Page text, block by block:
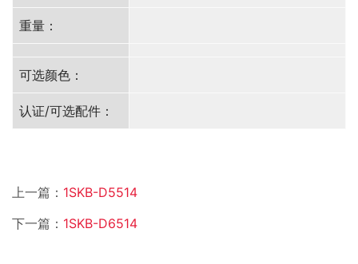
重量：
可选颜色：
认证/可选配件：
上一篇： 1SKB-D5514
下一篇： 1SKB-D6514